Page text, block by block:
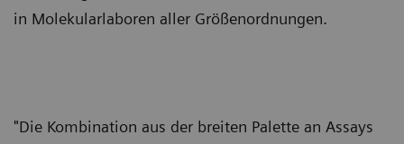
in Molekularlaboren aller Größenordnungen.
"Die Kombination aus der breiten Palette an Assays